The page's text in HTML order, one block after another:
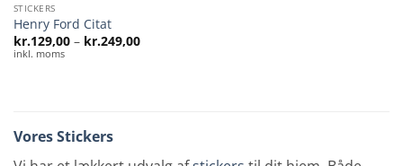
STICKERS
Henry Ford Citat
kr.129,00 – kr.249,00Prisinterval:
kr.129,00
inkl. moms
Vores Stickers